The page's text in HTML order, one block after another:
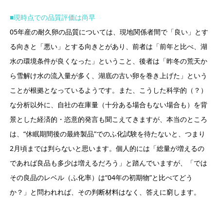
■現時点での品質評価は尚早
05年産の耐久卵の品質については、現地関係者間で「良い」とす
る向きと「悪い」とする向きとがあり、前者は「前年と比べ、湖
水の環境条件が良くなった」ということ、後者は「昨冬の荒天か
ら雪解け水の流入量が多く、湖底の古い卵を巻き上げた」という
ことが根拠となっているようです。また、こうした科学的（？）
な分析以外に、自社の在庫量（十分ある場合もない場合も）を背
景とした経済的・恣意的発言も聞こえてきますが、本当のところ
は、“休眠期間後の最終製品”でのふ化試験を待たないと、つまり
2月頃までは判らないと思います。個人的には「総量が増えるの
であれば良品も多少は増えるだろう」と踏んでいますが、「では
その良品のレベル（ふ化率）は“04年の初期物”と比べてどう
か？」と問われれば、その判断材料はなく、答えに窮します。